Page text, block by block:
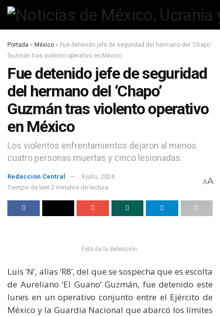
Portada » México » Fue detenido jefe de seguridad del hermano del ‘Chapo’
Guzmán tras violento operativo en México
Fue detenido jefe de seguridad
del hermano del ‘Chapo’
Guzmán tras violento operativo
en México
Los violentos enfrentamientos dejaron al menos
cuatro personas muertas y cinco lesionadas.
Redaccion Central
9 julio, 2024
Tiempo de leer:2 minutos de lectura
AA
Foto de la detención.
Luis ‘N’, alias ‘R8’, del que se sospecha que es escolta
de Aureliano ‘El Guano’ Guzmán, fue detenido este
lunes en un operativo conjunto entre el Ejército de
México y la Guardia Nacional que abarcó los límites